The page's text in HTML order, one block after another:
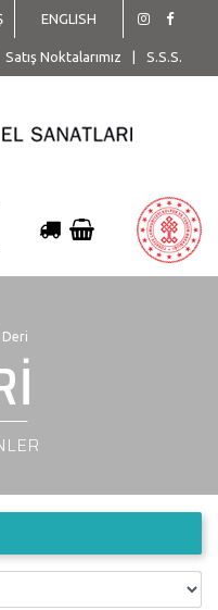
ENGLISH
Satış Noktalarımız S.S.S.
Deri